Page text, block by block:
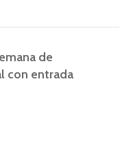
de
con entrada